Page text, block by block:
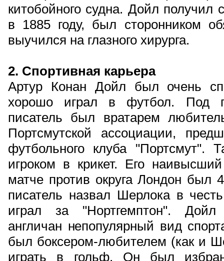
китобойного судна. Дойл получил
в 1885 году, был сторонником
выучился на глазного хирурга.
2. Спортивная карьера
Артур Конан Дойл был очень
хорошо играл в футбол. Под
писатель был вратарем
Портсмутской ассоциации,
футбольного клуба
игроком в крикет. Его
матче против округа Лондон был
писатель назвал Шерлока в
играл за "Нортгемптон". Дойл
англичан непопулярный вид
был боксером-любителем (как и
играть в гольф. Он был